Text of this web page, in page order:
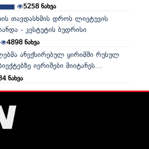
5258ნახვა
თავდასხმის დროს ლიეტუვის
- კესტუტის ბუდრისი
4898ნახვა
ანექსირებულ ყირიმში რუსულ
იერიშები მიიტანეს...
ნახვა